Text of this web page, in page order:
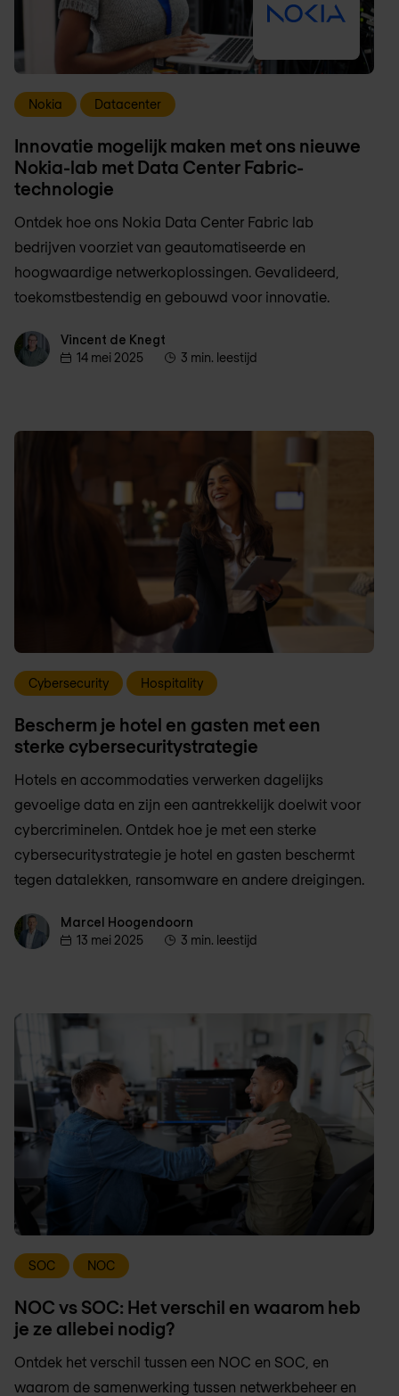
Nokia Datacenter
Innovatie mogelijk maken met ons nieuwe
Nokia-lab met Data Center Fabric-
technologie
Ontdek hoe ons Nokia Data Center Fabric lab
bedrijven voorziet van geautomatiseerde en
hoogwaardige netwerkoplossingen. Gevalideerd,
toekomstbestendig en gebouwd voor innovatie.
Vincent de Knegt
Vincent de Knegt
14 mei 2025
3 min. leestijd
Cybersecurity Hospitality
Bescherm je hotel en gasten met een
sterke cybersecuritystrategie
Hotels en accommodaties verwerken dagelijks
gevoelige data en zijn een aantrekkelijk doelwit voor
cybercriminelen. Ontdek hoe je met een sterke
cybersecuritystrategie je hotel en gasten beschermt
tegen datalekken, ransomware en andere dreigingen.
Marcel Hoogendoorn
Marcel Hoogendoorn
13 mei 2025
3 min. leestijd
SOC NOC
NOC vs SOC: Het verschil en waarom heb
je ze allebei nodig?
Ontdek het verschil tussen een NOC en SOC, en
waarom de samenwerking tussen netwerkbeheer en